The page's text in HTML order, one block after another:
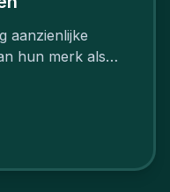
aanzienlijke
hun merk als